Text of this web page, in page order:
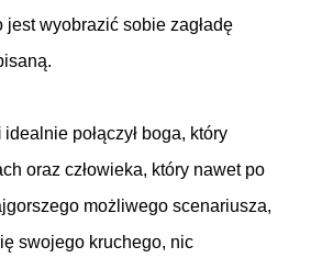
jest wyobrazić sobie zagładę
idealnie połączył boga, który
oraz człowieka, który nawet po
możliwego scenariusza,
swojego kruchego, nic